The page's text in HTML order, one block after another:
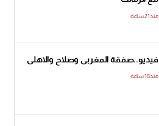
منذ21 ساعة
فيديو..صفقة المغربى وصلاح والاهلى
منذ18 ساعة